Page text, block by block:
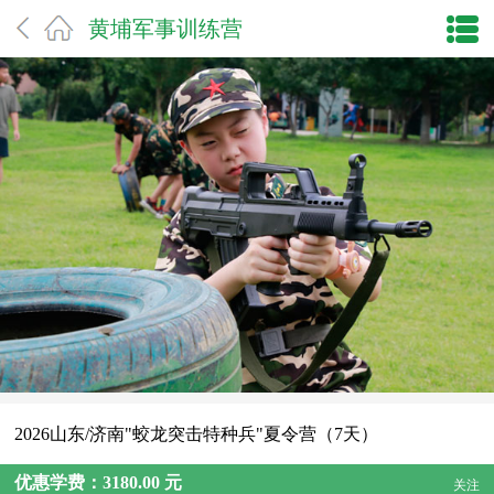
黄埔军事训练营
2026山东/济南"蛟龙突击特种兵"夏令营（7天）
优惠学费：3180.00 元
关注